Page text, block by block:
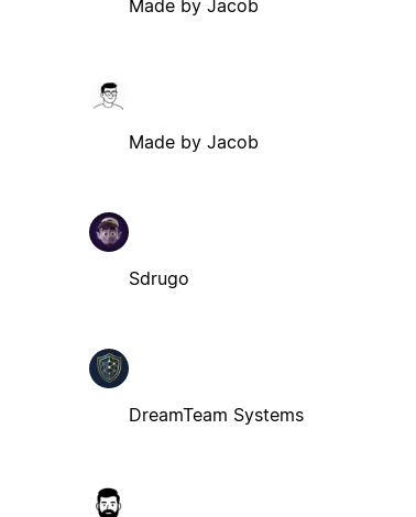
Made by Jacob
Made by Jacob
Sdrugo
DreamTeam Systems